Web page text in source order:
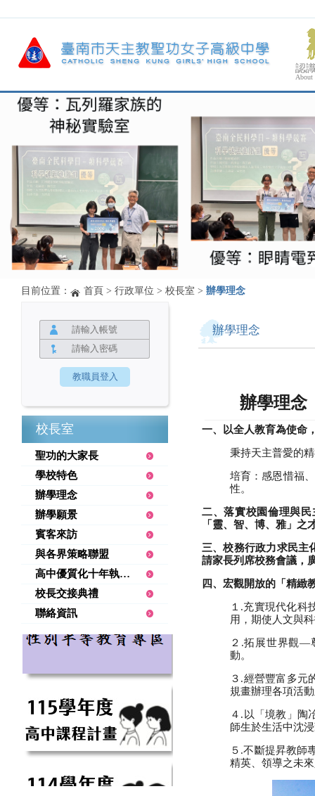
認
About
目前位置： 首頁 > 行政單位 > 校長室 > 辦學理念
校長室
聖功的大家長
學校特色
辦學理念
辦學願景
賓客來訪
與各界策略聯盟
高中優質化十年執行績優
校長交接典禮
聯絡資訊
辦學理念
辦學理念
一、以全人教育為使命
秉持天主普愛的
培育：感恩惜福
性。
二、落實校園倫理與
「靈、智、博、雅」之
三、校務行政力求民主
請家長列席校務會議，
四、宏觀開放的「精緻
１.充實現代化
用，期使人文與
２.拓展世界觀—
動。
３.經營豐富多元
規畫辦理各項活
４.以「境教」陶
師生於生活中沈
５.不斷提昇教師
精英、領導之未